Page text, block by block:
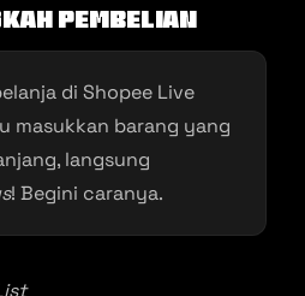
Pembelian
di Shopee Live
masukkan barang yang
langsung
! Begini caranya.